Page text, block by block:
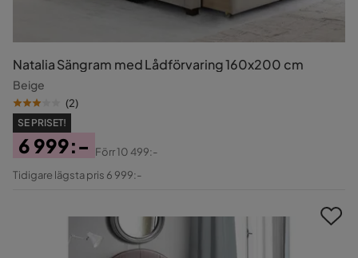
Natalia Sängram med Lådförvaring 160x200 cm
Beige
(2)
SE PRISET!
Pris
6 999:-
Original
Förr10 499:-
Tidigare lägsta pris 6 999:-